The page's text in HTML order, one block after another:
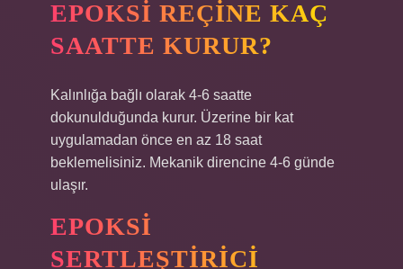
EPOKSI REÇINE KAÇ
SAATTE KURUR?
Kalınlığa bağlı olarak 4-6 saatte
dokunulduğunda kurur. Üzerine bir kat
uygulamadan önce en az 18 saat
beklemelisiniz. Mekanik direncine 4-6 günde
ulaşır.
EPOKSI
SERTLEŞTIRICI